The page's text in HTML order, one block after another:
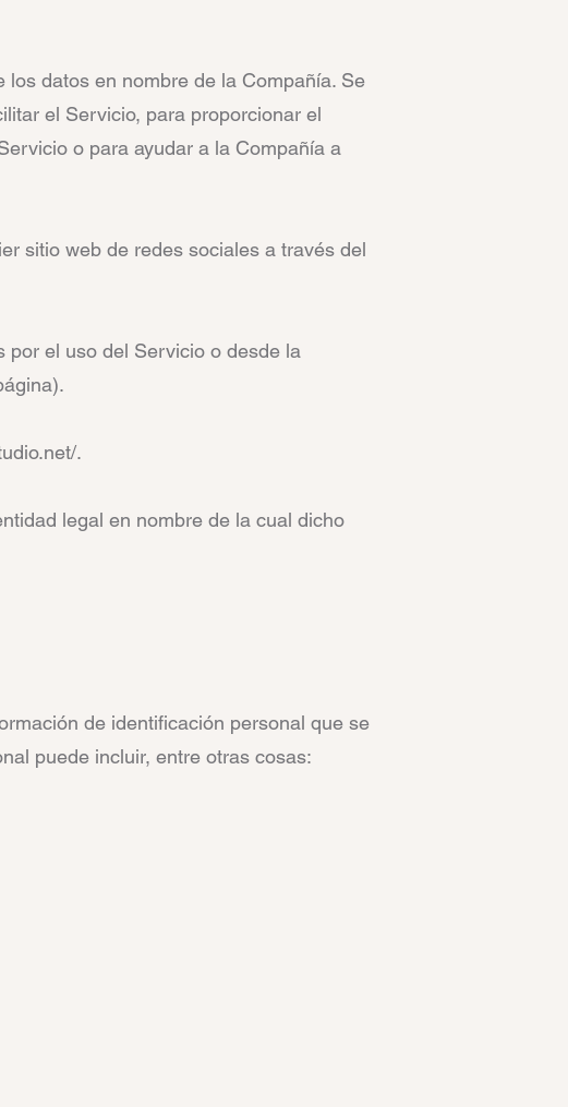
datos en nombre de la Compañía. Se
el Servicio, para proporcionar el
o para ayudar a la Compañía a
sitio web de redes sociales a través del
por el uso del Servicio o desde la
.
legal en nombre de la cual dicho
de identificación personal que se
puede incluir, entre otras cosas: